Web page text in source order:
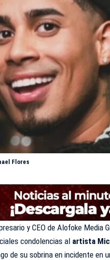
Flores
y CEO de Alofoke Media
condolencias al artista
de su sobrina en incidente en